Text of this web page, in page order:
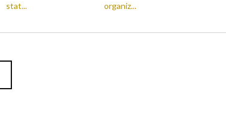
stat...
organiz...